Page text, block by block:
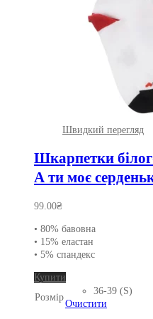
Швидкий перегляд
Шкарпетки
А ти моє
99.00₴
• 80% бавовна
• 15% еластан
• 5% спандекс
Купити
товар
має
Розмір
36-39 (S)
Очистити